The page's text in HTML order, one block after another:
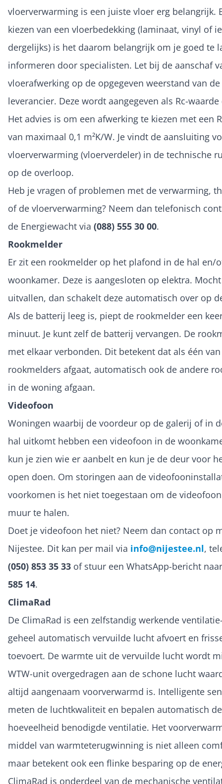
vloerverwarming is een juiste vloer erg belangrijk.
kiezen van een vloerbedekking (laminaat, vinyl of
dergelijks) is het daarom belangrijk om je goed te
informeren door specialisten. Let bij de aanschaf
vloerafwerking op de opgegeven weerstand van de
leverancier. Deze wordt aangegeven als Rc-waarde
Het advies is om een afwerking te kiezen met een
van maximaal 0,1 m²K/W. Je vindt de aansluiting
vloerverwarming (vloerverdeler) in de technische
op de overloop.
Heb je vragen of problemen met de verwarming,
of de vloerverwarming? Neem dan telefonisch
de Energiewacht via (088) 555 30 00.
Rookmelder
Er zit een rookmelder op het plafond in de hal en/
woonkamer. Deze is aangesloten op elektra.
uitvallen, dan schakelt deze automatisch over op
Als de batterij leeg is, piept de rookmelder een
minuut. Je kunt zelf de batterij vervangen. De
met elkaar verbonden. Dit betekent dat als één
rookmelders afgaat, automatisch ook de andere
in de woning afgaan.
Videofoon
Woningen waarbij de voordeur op de galerij of in
hal uitkomt hebben een videofoon in de
kun je zien wie er aanbelt en kun je de deur voor
open doen. Om storingen aan de
voorkomen is het niet toegestaan om de
muur te halen.
Doet je videofoon het niet? Neem dan contact op
Nijestee. Dit kan per mail via info@nijestee.nl,
(050) 853 35 33 of stuur een WhatsApp-bericht
585 14.
ClimaRad
De ClimaRad is een zelfstandig werkende
geheel automatisch vervuilde lucht afvoert en
toevoert. De warmte uit de vervuilde lucht wordt
WTW-unit overgedragen aan de schone lucht
altijd aangenaam voorverwarmd is. Intelligente
meten de luchtkwaliteit en bepalen automatisch de
hoeveelheid benodigde ventilatie. Het
middel van warmteterugwinning is niet alleen
maar betekent ook een flinke besparing op de
ClimaRad is onderdeel van de mechanische